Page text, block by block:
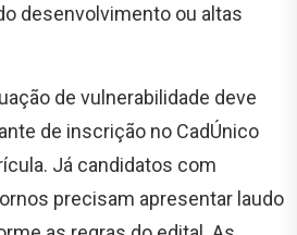
desenvolvimento ou altas
de vulnerabilidade deve
de inscrição no CadÚnico
Já candidatos com
precisam apresentar laudo